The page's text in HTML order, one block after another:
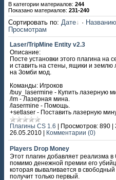
В категории материалов: 244
Показано материалов: 231-240
Сортировать по: Дате · Названию
Просмотрам
Laser/TripMine Entity v2.3
Описание:
Посте установки этого плагина на
и ставить на стены, ящики и землю
на Зомби мод.
Команды: Игроков
/buy_lasermine - Купить лазерную
/lm - Лазерная мина.
/lasermine - Помощь.
+setlaser - Поставить лазерную
Плагины CS 1.6 | Просмотров: 890 |
26.05.2010 | Комментарии (0)
Players Drop Money
Этот плагин добавляет реализма в
помимо денежной премии его
которая вываливается в
получит только первый.